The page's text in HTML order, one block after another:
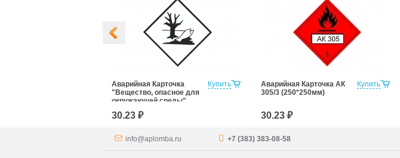
Купить
Аварийная Карточка
"Вещество, опасное для
окружающей среды"
30.23 ₽
Купить
Аварийная Карточка АК
305/3 (250*250мм)
30.23 ₽
info@aplomba.ru +7 (383) 383-08-58